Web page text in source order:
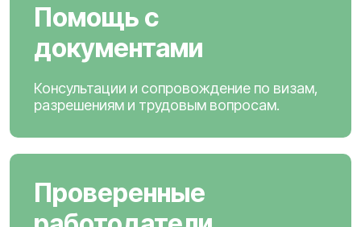
Помощь с
документами
Консультации и сопровождение по визам,
разрешениям и трудовым вопросам.
Проверенные